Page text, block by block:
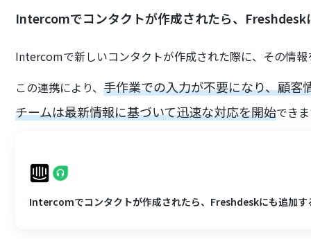
Intercomでコンタクトが作成されたら、Freshdesk
Intercomで新しいコンタクトが作成された際に、その情
この連携により、手作業での入力が不要になり、顧
チームは最新情報に基づいて迅速な対応を開始でき
Intercomでコンタクトが作成されたら、Freshdeskにも追加す